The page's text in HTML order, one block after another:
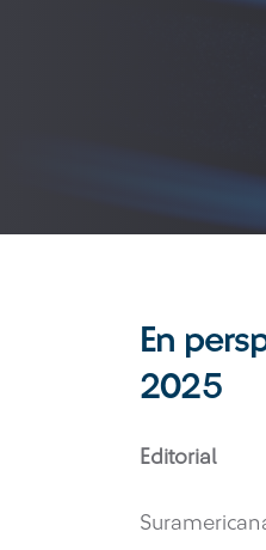
En
2025
Editorial